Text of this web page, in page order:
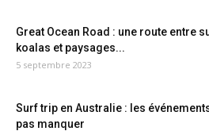
Great Ocean Road : une route entre
koalas et paysages...
5 septembre 2023
Surf trip en Australie : les
pas manquer